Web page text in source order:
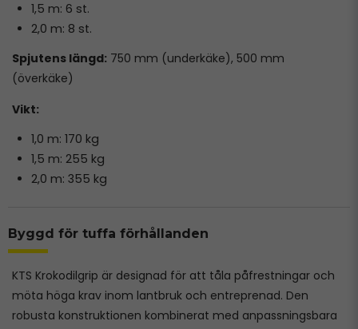
1,5 m: 6 st.
2,0 m: 8 st.
Spjutens längd: 750 mm (underkäke), 500 mm
(överkäke)
Vikt:
1,0 m: 170 kg
1,5 m: 255 kg
2,0 m: 355 kg
Byggd för tuffa förhållanden
KTS Krokodilgrip är designad för att tåla påfrestningar och
möta höga krav inom lantbruk och entreprenad. Den
robusta konstruktionen kombinerat med anpassningsbara